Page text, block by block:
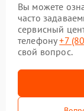
Вы можете
часто
сервисный
телефону+7
свой вопрос.